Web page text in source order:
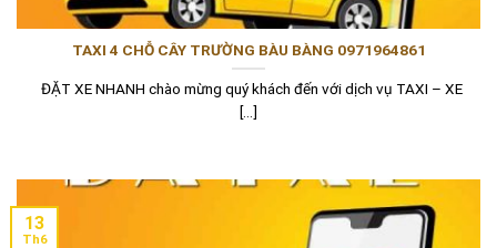
TAXI 4 CHỖ CÂY TRƯỜNG BÀU BÀNG 0971964861
ĐẶT XE NHANH chào mừng quý khách đến với dịch vụ TAXI – XE
[...]
13
Th6